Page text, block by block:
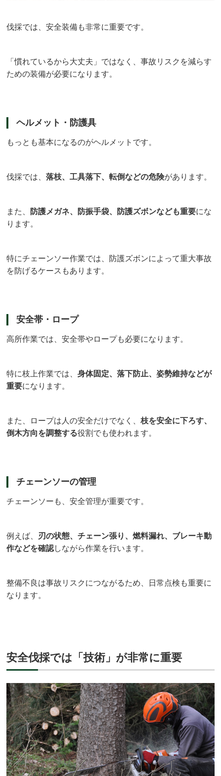
伐採では、安全装備も非常に重要です。
「慣れているから大丈夫」ではなく、事故リスクを減らす
ための装備が必要になります。
ヘルメット・防護具
もっとも基本になるのがヘルメットです。
伐採では、落枝、工具落下、転倒などの危険があります。
また、 防護メガネ、防振手袋、防護ズボンなども重要にな
ります。
特にチェーンソー作業では、防護ズボンによって重大事故
を防げるケースもあります。
安全帯・ロープ
高所作業では、安全帯やロープも必要になります。
特に枝上作業では、身体固定、落下防止、姿勢維持などが
重要になります。
また、ロープは人の安全だけでなく、枝を安全に下ろす、
倒木方向を調整する役割でも使われます。
チェーンソーの管理
チェーンソーも、安全管理が重要です。
例えば、 刃の状態、チェーン張り、燃料漏れ、ブレーキ動
作などを確認しながら作業を行います。
整備不良は事故リスクにつながるため、日常点検も重要に
なります。
安全伐採では「技術」が非常に重要